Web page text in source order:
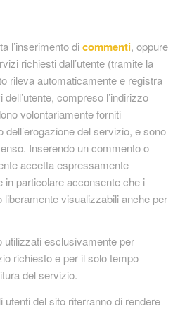
l’inserimento dicommenti, oppure
richiesti dall’utente (tramite la
rileva automaticamente e registra
compreso l’indirizzo
volontariamente forniti
dell’erogazione del servizio, e sono
Inserendo un commento o
accetta espressamente
in particolare acconsente che i
liberamente visualizzabili anche per
utilizzati esclusivamente per
richiesto e per il solo tempo
del servizio.
utenti del sito riterranno di rendere